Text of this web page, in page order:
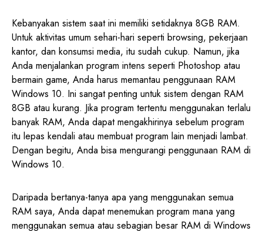
Kebanyakan sistem saat ini memiliki setidaknya 8GB RAM.
Untuk aktivitas umum sehari-hari seperti browsing, pekerjaan
kantor, dan konsumsi media, itu sudah cukup. Namun, jika
Anda menjalankan program intens seperti Photoshop atau
bermain game, Anda harus memantau penggunaan RAM
Windows 10. Ini sangat penting untuk sistem dengan RAM
8GB atau kurang. Jika program tertentu menggunakan terlalu
banyak RAM, Anda dapat mengakhirinya sebelum program
itu lepas kendali atau membuat program lain menjadi lambat.
Dengan begitu, Anda bisa mengurangi penggunaan RAM di
Windows 10.
Daripada bertanya-tanya apa yang menggunakan semua
RAM saya, Anda dapat menemukan program mana yang
menggunakan semua atau sebagian besar RAM di Windows